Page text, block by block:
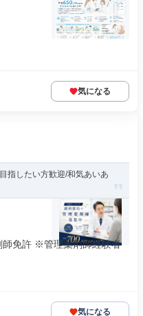
気になる
指したい方歓迎/和気あいあ
師免許 ※管理薬剤師経験者
気になる